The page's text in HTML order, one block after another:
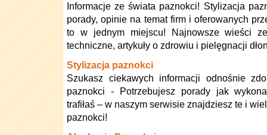
Informacje ze świata paznokci! Stylizacja
porady, opinie na temat firm i oferowanych
to w jednym miejscu! Najnowsze wieści
techniczne, artykuły o zdrowiu i pielęgnacji
Stylizacja paznokci
Szukasz ciekawych informacji odnośnie
paznokci - Potrzebujesz porady jak
trafiłaś – w naszym serwisie znajdziesz te i
paznokci!